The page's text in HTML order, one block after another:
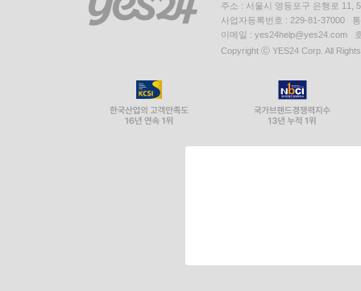
주소 : 서울시 영등포구 은행로 11,
사업자등록번호 : 229-81-37000
이메일 : yes24help@yes24.com
Copyright ⓒ YES24 Corp. All